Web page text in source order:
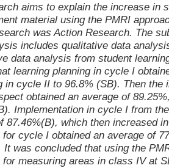
aims to explain the increase in
material using the PMRI
was Action Research. The
includes qualitative data
data analysis from student
learning planning in cycle I
in cycle II to 96.8% (SB). Then the
obtained an average of
Implementation in cycle I from
87.46%(B), which then increased
for cycle I obtained an average of
It was concluded that using the
measuring areas in class IV at